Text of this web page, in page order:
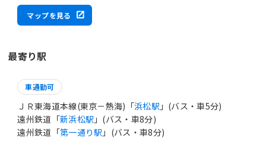
マップを見る
最寄り駅
車通勤可
ＪＲ東海道本線(東京－熱海)「浜松駅 」(バス・車5分)
遠州鉄道「新浜松駅 」(バス・車8分)
遠州鉄道「第一通り駅 」(バス・車8分)